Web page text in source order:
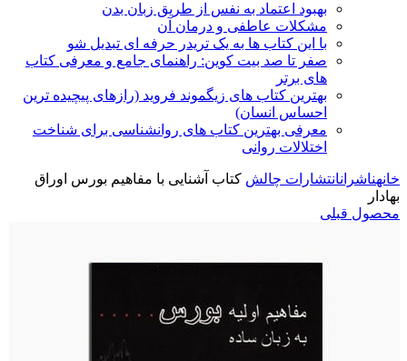
بهبود اعتماد به نفس از طریق زبان بدن
مشکلات عاطفی و درمان آن
با این کتاب ها به یک تریدر حرفه ای تبدیل شو
صفر تا صد بیت کوین: راهنمای جامع و معرفی کتاب
های برتر
بهترین کتاب های زیگموند فروید (رازهای پیچیده ترین
احساس انسان)
معرفی بهترین کتاب های روانشناسی برای شناخت
اختلالات روانی
خانهناشرانانتشارات چالش کتاب آشنایی با مفاهیم بورس اوراق
بهادار
محصول قبلی